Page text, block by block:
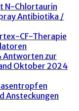
N-Chlortaurin
Antibiotika /
CF-Therapie
Antworten zur
Oktober 2024
Ansteckungen